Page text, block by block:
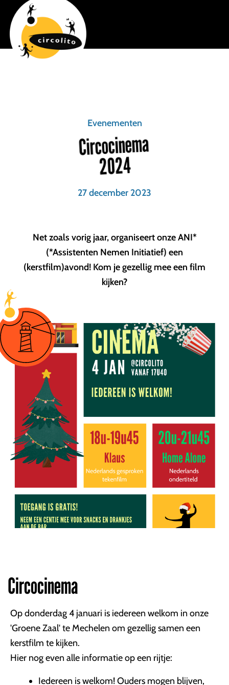
Evenementen
Circocinema
2024
27 december 2023
Net zoals vorig jaar, organiseert onze ANI*
(*Assistenten Nemen Initiatief) een
(kerstfilm)avond! Kom je gezellig mee een film
kijken?
Circocinema
Op donderdag 4 januari is iedereen welkom in onze
'Groene Zaal' te Mechelen om gezellig samen een
kerstfilm te kijken.
Hier nog even alle informatie op een rijtje:
Iedereen is welkom! Ouders mogen blijven,